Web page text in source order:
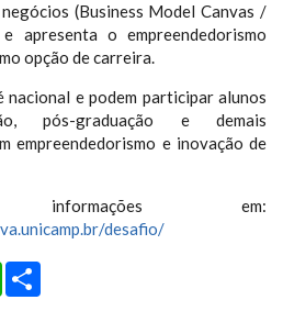
(Business Model Canvas /
apresenta o empreendedorismo
opção de carreira.
nacional e podem participar alunos
pós-graduação e demais
empreendedorismo e inovação de
informações em:
desafio/
WhatsApp